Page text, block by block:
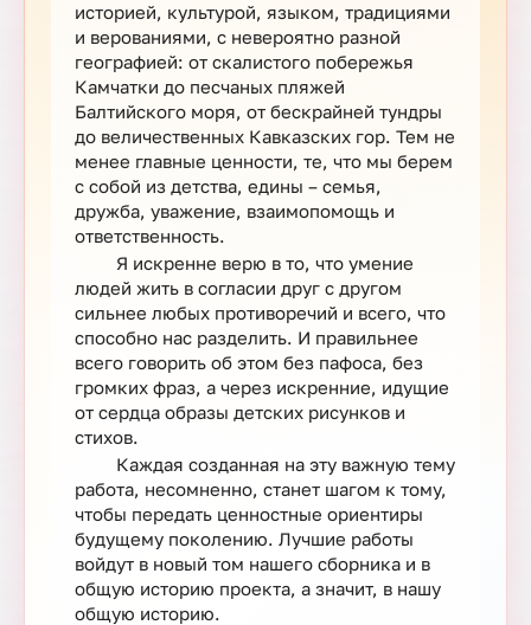
историей, культурой, языком, традициями
и верованиями, с невероятно разной
географией: от скалистого побережья
Камчатки до песчаных пляжей
Балтийского моря, от бескрайней тундры
до величественных Кавказских гор. Тем не
менее главные ценности, те, что мы берем
с собой из детства, едины – семья,
дружба, уважение, взаимопомощь и
ответственность.
Я искренне верю в то, что умение
людей жить в согласии друг с другом
сильнее любых противоречий и всего, что
способно нас разделить. И правильнее
всего говорить об этом без пафоса, без
громких фраз, а через искренние, идущие
от сердца образы детских рисунков и
стихов.
Каждая созданная на эту важную тему
работа, несомненно, станет шагом к тому,
чтобы передать ценностные ориентиры
будущему поколению. Лучшие работы
войдут в новый том нашего сборника и в
общую историю проекта, а значит, в нашу
общую историю.